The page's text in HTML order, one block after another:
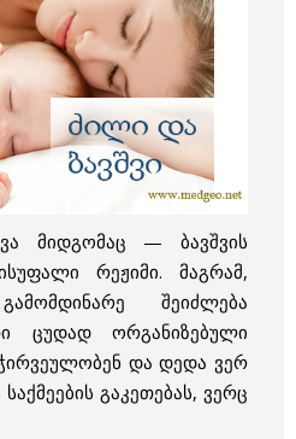
მიდგომაც — ბავშვის
რეჟიმი. მაგრამ,
შეიძლება
ცუდად ორგანიზებული
და დედა ვერ
გაკეთებას, ვერც